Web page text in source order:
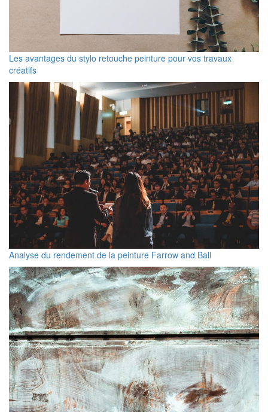
Les avantages du stylo retouche peinture pour vos travaux
créatifs
Analyse du rendement de la peinture Farrow and Ball